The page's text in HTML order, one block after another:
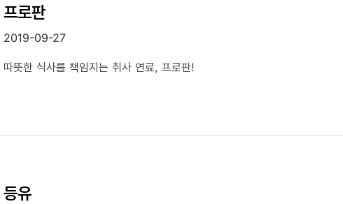
프로판
2019-09-27
따뜻한 식사를 책임지는 취사 연료, 프로판!
등유